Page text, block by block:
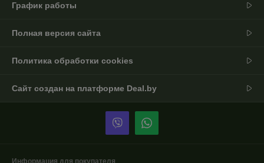
График работы
Полная версия сайта
Политика обработки cookies
Сайт создан на платформе Deal.by
Информация для покупателя